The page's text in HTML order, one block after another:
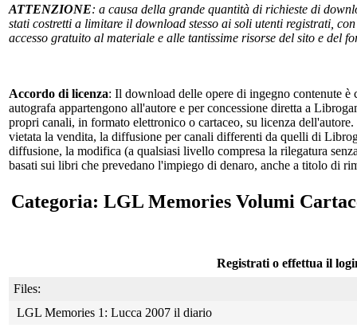
ATTENZIONE: a causa della grande quantità di richieste di
stati costretti a limitare il download stesso ai soli utenti registrati,
accesso gratuito al materiale e alle tantissime risorse del sito e
Accordo di licenza: Il download delle opere di ingegno contenute
autografa appartengono all'autore e per concessione diretta a
propri canali, in formato elettronico o cartaceo, su licenza
vietata la vendita, la diffusione per canali differenti da quelli di
diffusione, la modifica (a qualsiasi livello compresa la rilegatura
basati sui libri che prevedano l'impiego di denaro, anche a titolo di
Categoria: LGL Memories Volumi
Registrati o effettua il
Files:
LGL Memories 1: Lucca 2007 il diario